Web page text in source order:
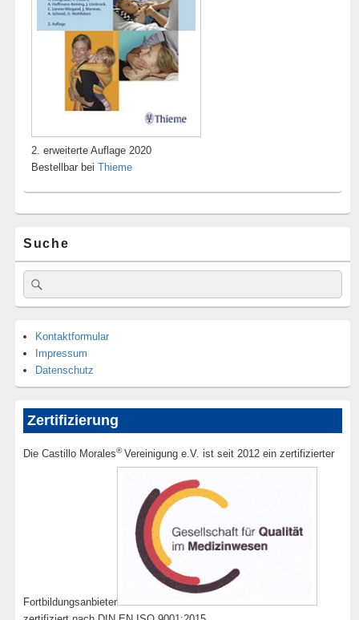
2. erweiterte Auflage 2020
Bestellbar beiThieme
Suche
Suche
nach:
Kontaktformular
Impressum
Datenschutz
Zertifizierung
Die Castillo Morales®Vereinigung e.V. ist seit 2012 ein zertifizierter
Fortbildungsanbieter